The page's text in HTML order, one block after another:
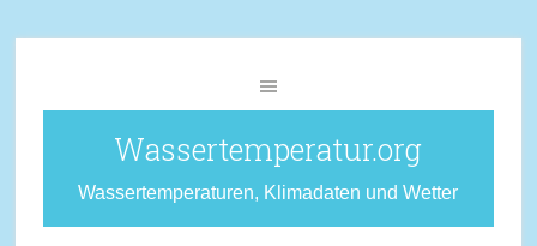
Wassertemperatur.org
Wassertemperaturen, Klimadaten und Wetter